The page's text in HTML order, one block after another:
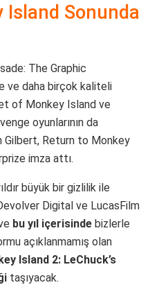
Island Sonunda
The Graphic
ve daha birçok kaliteli
of Monkey Island ve
oyunlarının da
Gilbert, Return to Monkey
imza attı.
büyük bir gizlilik ile
Digital ve LucasFilm
bu yıl içerisinde bizlerle
açıklanmamış olan
Island 2: LeChuck’s
taşıyacak.